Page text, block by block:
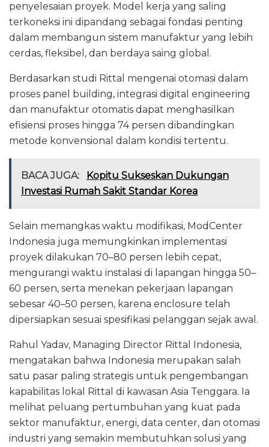
penyelesaian proyek. Model kerja yang saling
terkoneksi ini dipandang sebagai fondasi penting
dalam membangun sistem manufaktur yang lebih
cerdas, fleksibel, dan berdaya saing global.
Berdasarkan studi Rittal mengenai otomasi dalam
proses panel building, integrasi digital engineering
dan manufaktur otomatis dapat menghasilkan
efisiensi proses hingga 74 persen dibandingkan
metode konvensional dalam kondisi tertentu.
BACA JUGA:
Kopitu Sukseskan Dukungan
Investasi Rumah Sakit Standar Korea
Selain memangkas waktu modifikasi, ModCenter
Indonesia juga memungkinkan implementasi
proyek dilakukan 70–80 persen lebih cepat,
mengurangi waktu instalasi di lapangan hingga 50–
60 persen, serta menekan pekerjaan lapangan
sebesar 40–50 persen, karena enclosure telah
dipersiapkan sesuai spesifikasi pelanggan sejak awal.
Rahul Yadav, Managing Director Rittal Indonesia,
mengatakan bahwa Indonesia merupakan salah
satu pasar paling strategis untuk pengembangan
kapabilitas lokal Rittal di kawasan Asia Tenggara. Ia
melihat peluang pertumbuhan yang kuat pada
sektor manufaktur, energi, data center, dan otomasi
industri yang semakin membutuhkan solusi yang